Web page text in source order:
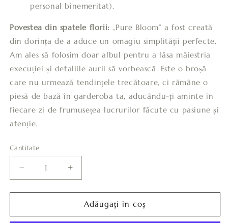
personal binemeritat).
Povestea din spatele florii: „Pure Bloom” a fost creată
din dorința de a aduce un omagiu simplității perfecte.
Am ales să folosim doar albul pentru a lăsa măiestria
execuției și detaliile aurii să vorbească. Este o broșă
care nu urmează tendințele trecătoare, ci rămâne o
piesă de bază în garderoba ta, aducându-ți aminte în
fiecare zi de frumusețea lucrurilor făcute cu pasiune și
atenție.
Cantitate
Cantitate
Reduceți
cantitatea
pentru
Pure
Creșteți
cantitatea
pentru
Brosa
Pure
Adăugați în coș